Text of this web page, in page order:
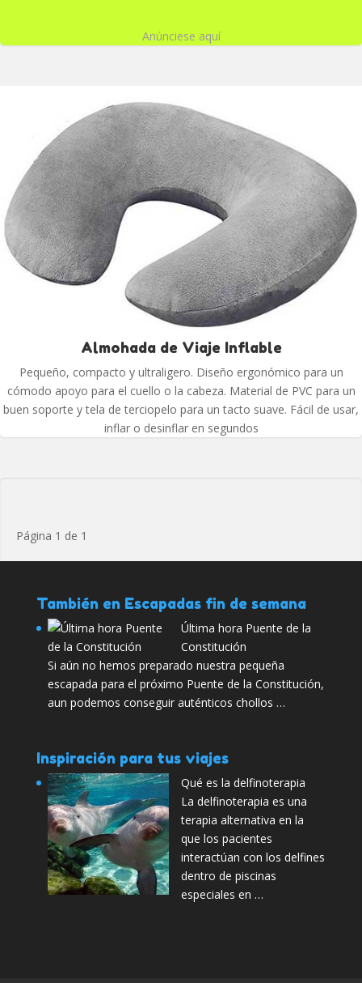
Anúnciese aquí
Almohada de Viaje Inflable
Pequeño, compacto y ultraligero. Diseño ergonómico para un
cómodo apoyo para el cuello o la cabeza. Material de PVC para un
buen soporte y tela de terciopelo para un tacto suave. Fácil de usar,
inflar o desinflar en segundos
Página 1 de 1
También en Escapadas fin de semana
Última hora Puente de la
Constitución
Si aún no hemos preparado nuestra pequeña
escapada para el próximo Puente de la Constitución,
aun podemos conseguir auténticos chollos …
Inspiración para tus viajes
Qué es la delfinoterapia
La delfinoterapia es una
terapia alternativa en la
que los pacientes
interactúan con los delfines
dentro de piscinas
especiales en …